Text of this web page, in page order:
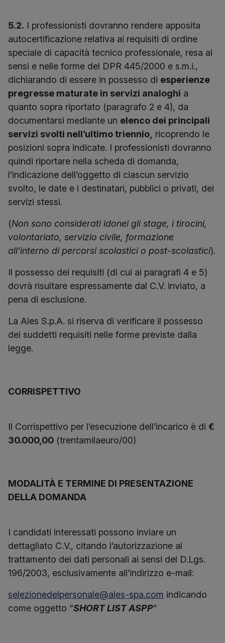
5.2. I professionisti dovranno rendere apposita
autocertificazione relativa ai requisiti di ordine
speciale di capacità tecnico professionale, resa ai
sensi e nelle forme del DPR 445/2000 e s.m.i.,
dichiarando di essere in possesso di esperienze
pregresse maturate in servizi analoghi a
quanto sopra riportato (paragrafo 2 e 4), da
documentarsi mediante un elenco dei principali
servizi svolti nell’ultimo triennio, ricoprendo le
posizioni sopra indicate. I professionisti dovranno
quindi riportare nella scheda di domanda,
l’indicazione dell’oggetto di ciascun servizio
svolto, le date e i destinatari, pubblici o privati, dei
servizi stessi.
(Non sono considerati idonei gli stage, i tirocini,
volontariato, servizio civile, formazione
all’interno di percorsi scolastici o post-scolastici).
Il possesso dei requisiti (di cui ai paragrafi 4 e 5)
dovrà risultare espressamente dal C.V. inviato, a
pena di esclusione.
La Ales S.p.A. si riserva di verificare il possesso
dei suddetti requisiti nelle forme previste dalla
legge.
CORRISPETTIVO
Il Corrispettivo per l’esecuzione dell’incarico è di €
30.000,00 (trentamilaeuro/00)
MODALITÀ E TERMINE DI PRESENTAZIONE
DELLA DOMANDA
I candidati interessati possono inviare un
dettagliato C.V., citando l’autorizzazione al
trattamento dei dati personali ai sensi del D.Lgs.
196/2003, esclusivamente all’indirizzo e-mail:
selezionedelpersonale@ales-spa.com indicando
come oggetto “SHORT LIST ASPP”